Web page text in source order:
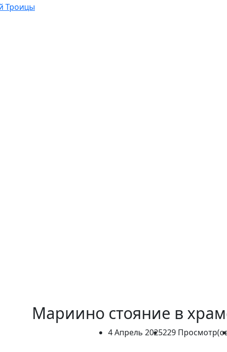
Мариино стояние в
4 Апрель 2025229